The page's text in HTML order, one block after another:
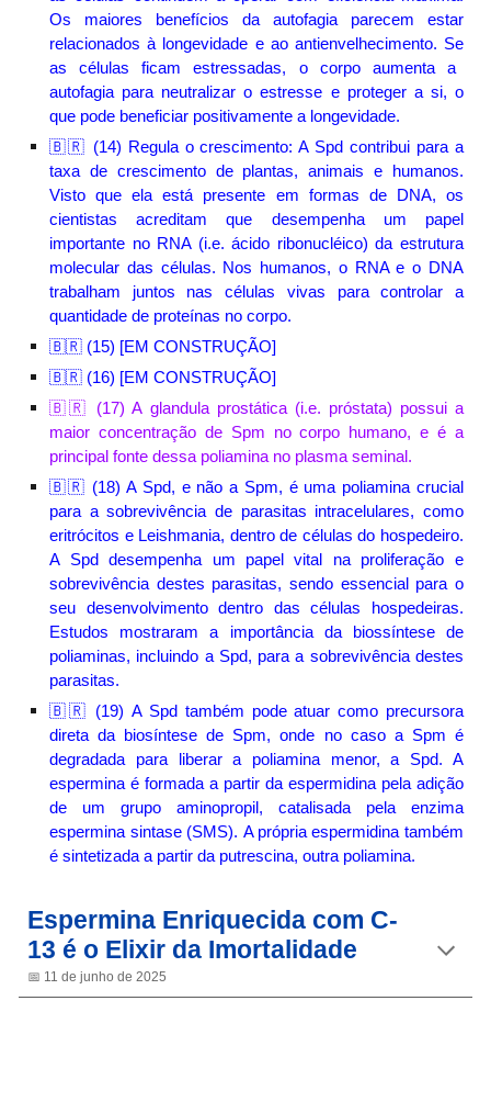
Os maiores benefícios da autofagia parecem estar
relacionados à longevidade e ao antienvelhecimento. Se
ascélulas ficam estressadas, o corpo aumenta a
autofagia para neutralizar o estresse e proteger a si, o
que pode beneficiar positivamente a longevidade.
🇧🇷 (14) Regula o crescimento: A Spd contribui para a
taxa de crescimento de plantas, animais e humanos.
Visto que ela está presente em formas de DNA, os
cientistas acreditam que desempenha um papel
importante no RNA (i.e. ácido ribonucléico) da estrutura
molecular das células. Nos humanos, o RNA e o DNA
trabalham juntos nas células vivas para controlar a
quantidade de proteínas no corpo.
🇧🇷 (15) [EM CONSTRUÇÃO]
🇧🇷 (16) [EM CONSTRUÇÃO]
🇧🇷 (17)A glandula prostática (i.e. próstata) possui a
maior concentração de Spm no corpo humano, e é a
principal fonte dessa poliamina no plasma seminal.
🇧🇷 (18)A Spd, e não a Spm, é uma poliamina crucial
para a sobrevivência de parasitas intracelulares, como
eritrócitos e Leishmania, dentro de células do hospedeiro.
A Spd desempenha um papel vital na proliferação e
sobrevivência destes parasitas, sendo essencial para o
seu desenvolvimento dentro das células hospedeiras.
Estudos mostraram a importância da biossíntese de
poliaminas, incluindo a Spd, para a sobrevivência destes
parasitas.
🇧🇷 (19)A Spd também pode atuar como precursora
direta da biosíntese de Spm, onde no caso a Spm é
degradada para liberar a poliamina menor, a Spd. A
espermina é formada a partir da espermidina pela adição
de um grupo aminopropil, catalisada pela enzima
espermina sintase (SMS). A própria espermidina também
é sintetizada a partir da putrescina, outra poliamina.
Espermina Enriquecida com C-
13 é o Elixir da Imortalidade
📅︎ 11 dejunho de 2025